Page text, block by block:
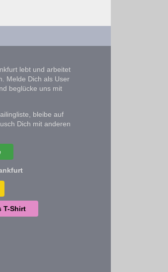
lebt und arbeitet
Melde Dich als User
beglücke uns mit
bleibe auf
Dich mit anderen
T-Shirt